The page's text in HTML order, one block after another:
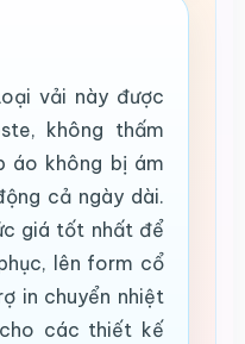
vải này được
không thấm
áo không bị ám
cả ngày dài.
giá tốt nhất để
lên form cổ
in chuyển nhiệt
các thiết kế